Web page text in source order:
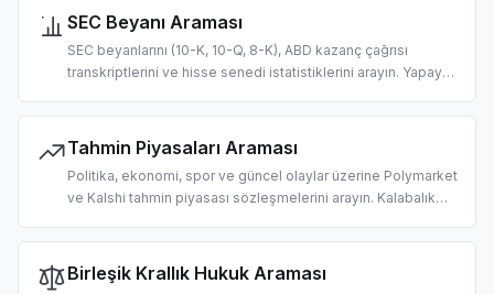
SEC Beyanı Araması
SEC beyanlarını (10-K, 10-Q, 8-K), ABD kazanç çağrısı
transkriptlerini ve hisse senedi istatistiklerini arayın. Yapay
pipeline'ları için tasarlandı.
Tahmin Piyasaları Araması
Politika, ekonomi, spor ve güncel olaylar üzerine Polymarket
ve Kalshi tahmin piyasası sözleşmelerini arayın. Kalabalık
tasarlandı.
Birleşik Krallık Hukuk Araması